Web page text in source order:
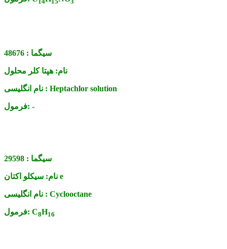
سیگما : 48676
نام: هپتا کلر محلول
نام انگلیسی : Heptachlor solution
فرمول: -
سیگما : 29598
نام: سیکلو اکتان e
نام انگلیسی : Cyclooctane
فرمول: C8H16